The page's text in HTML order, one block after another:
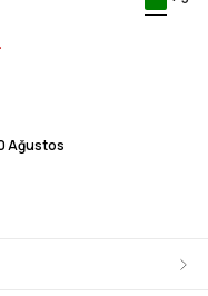
Ağustos